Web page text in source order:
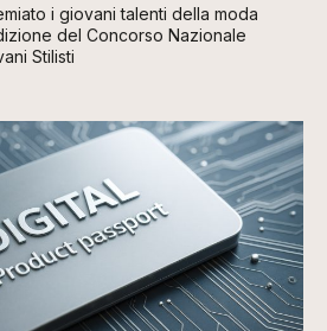
i giovani talenti della moda
del Concorso Nazionale
Stilisti